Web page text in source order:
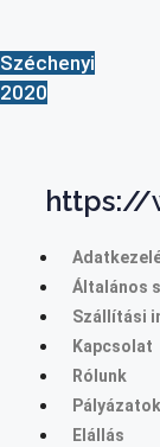
Széchenyi
2020
https://
Általános
Szállítási
Kapcsolat
Rólunk
Pályázatok
Elállás